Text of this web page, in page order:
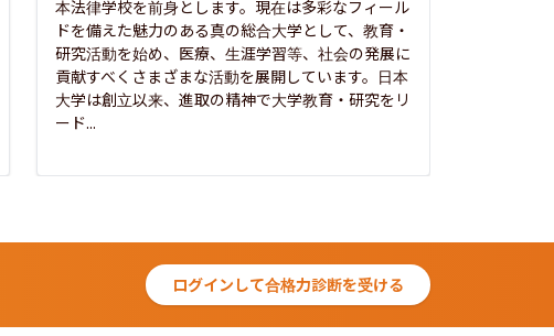
本法律学校を前身とします。現在は多彩なフィール
ドを備えた魅力のある真の総合大学として、教育・
研究活動を始め、医療、生涯学習等、社会の発展に
貢献すべくさまざまな活動を展開しています。日本
大学は創立以来、進取の精神で大学教育・研究をリ
ード...
ログインして合格力診断を受ける